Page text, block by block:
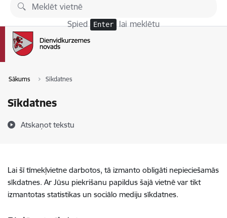
Pāriet uz lapas saturu
Spied Enter lai meklētu
Sākums Sīkdatnes
Sīkdatnes
Atskaņot tekstu
Lai šī tīmekļvietne darbotos, tā izmanto obligāti nepieciešamās
sīkdatnes. Ar Jūsu piekrišanu papildus šajā vietnē var tikt
izmantotas statistikas un sociālo mediju sīkdatnes.